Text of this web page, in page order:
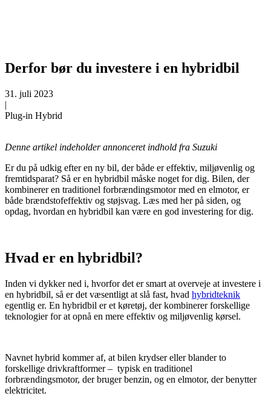
Derfor bør du investere i en hybridbil
31. juli 2023
|
Plug-in Hybrid
Denne artikel indeholder annonceret indhold fra Suzuki
Er du på udkig efter en ny bil, der både er effektiv, miljøvenlig og
fremtidsparat? Så er en hybridbil måske noget for dig. Bilen, der
kombinerer en traditionel forbrændingsmotor med en elmotor, er
både brændstofeffektiv og støjsvag. Læs med her på siden, og
opdag, hvordan en hybridbil kan være en god investering for dig.
Hvad er en hybridbil?
Inden vi dykker ned i, hvorfor det er smart at overveje at investere i
en hybridbil, så er det væsentligt at slå fast, hvad hybridteknik
egentlig er. En hybridbil er et køretøj, der kombinerer forskellige
teknologier for at opnå en mere effektiv og miljøvenlig kørsel.
Navnet hybrid kommer af, at bilen krydser eller blander to
forskellige drivkraftformer – typisk en traditionel
forbrændingsmotor, der bruger benzin, og en elmotor, der benytter
elektricitet.